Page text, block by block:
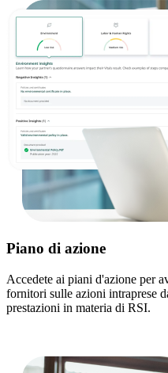
Piano di azione
Accedete ai piani d'azione per
fornitori sulle azioni intraprese
prestazioni in materia di RSI.